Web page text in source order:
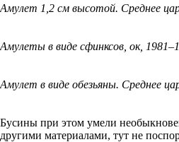
Амулет 1,2 см высотой. Среднее
Амулеты в виде сфинксов, ок,
Амулет в виде обезьяны. Среднее
Бусины при этом умели
другими материалами, тут не